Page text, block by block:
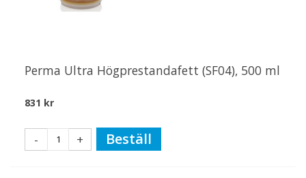
Perma Ultra Högprestandafett (SF04), 500 ml
831 kr
- + Beställ